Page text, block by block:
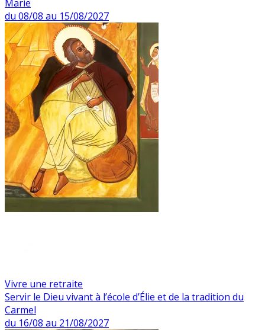
Marie
du 08/08 au 15/08/2027
Vivre une retraite
Servir le Dieu vivant à l’école d’Élie et de la tradition du
Carmel
du 16/08 au 21/08/2027